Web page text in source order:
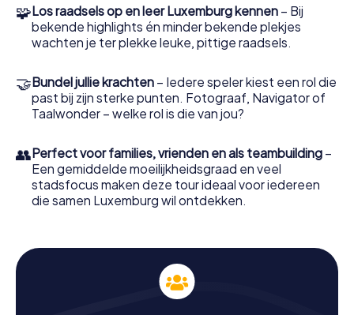
spannender maken.
Ontdek de geschiedenis van Luxemburg tijdens
De speurtocht in Luxemburg voert jullie langs historische
plekken en bezienswaardigheden die de rijke
geschiedenis van de stad weerspiegelen. Jullie zullen
indrukwekkende gotische kerk die bekend staat om haar
architectuur en geschiedenis. Ook de Gëlle Fra, een
monument dat herinnert aan de gesneuvelde soldaten
van de Eerste Wereldoorlog, zal deel uitmaken van jullie
route. Terwijl jullie deze plekken bezoeken, leren jullie
Bezienswaardigheden ontdekken tijdens de
speurtocht in Luxemburg
🧩Los raadsels op en leer Luxemburg kennen – Bij
bekende highlights én minder bekende plekjes
wachten je ter plekke leuke, pittige raadsels.
🤝Bundel jullie krachten – Iedere speler kiest een rol die
past bij zijn sterke punten. Fotograaf, Navigator of
Taalwonder – welke rol is die van jou?
👥Perfect voor families, vrienden en als teambuilding –
Een gemiddelde moeilijkheidsgraad en veel
stadsfocus maken deze tour ideaal voor iedereen
die samen Luxemburg wil ontdekken.